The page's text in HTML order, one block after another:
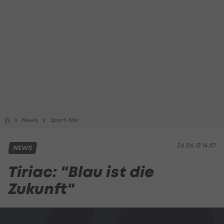
News Sport-Mix
26.06.12 14:57
NEWS
Tiriac: "Blau ist die
Zukunft"